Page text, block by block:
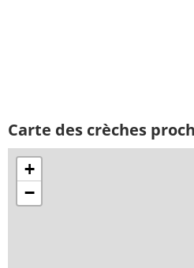
Carte des crèches
+
−